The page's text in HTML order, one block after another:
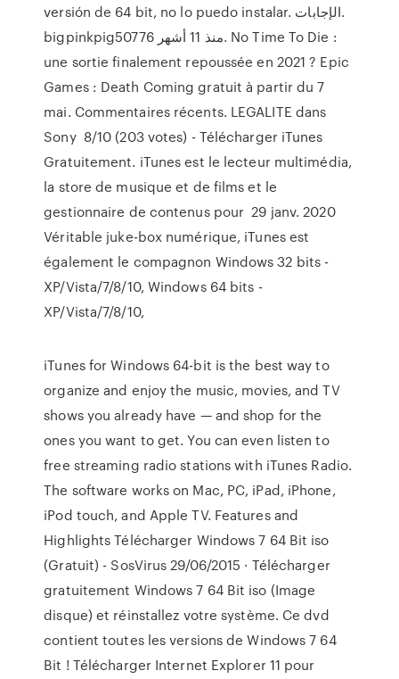
versión de 64 bit, no lo puedo instalar. الإجابات.
bigpinkpig50776 منذ 11 أشهر. No Time To Die :
une sortie finalement repoussée en 2021 ? Epic
Games : Death Coming gratuit à partir du 7
mai. Commentaires récents. LEGALITE dans
Sony 8/10 (203 votes) - Télécharger iTunes
Gratuitement. iTunes est le lecteur multimédia,
la store de musique et de films et le
gestionnaire de contenus pour 29 janv. 2020
Véritable juke-box numérique, iTunes est
également le compagnon Windows 32 bits -
XP/Vista/7/8/10, Windows 64 bits -
XP/Vista/7/8/10,
iTunes for Windows 64-bit is the best way to
organize and enjoy the music, movies, and TV
shows you already have — and shop for the
ones you want to get. You can even listen to
free streaming radio stations with iTunes Radio.
The software works on Mac, PC, iPad, iPhone,
iPod touch, and Apple TV. Features and
Highlights Télécharger Windows 7 64 Bit iso
(Gratuit) - SosVirus 29/06/2015 · Télécharger
gratuitement Windows 7 64 Bit iso (Image
disque) et réinstallez votre système. Ce dvd
contient toutes les versions de Windows 7 64
Bit ! Télécharger Internet Explorer 11 pour